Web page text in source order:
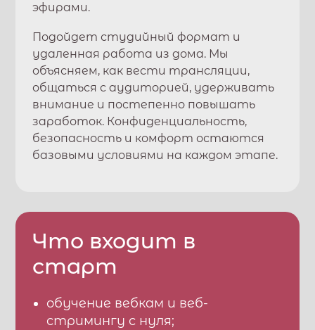
эфирами.
Подойдет студийный формат и
удаленная работа из дома. Мы
объясняем, как вести трансляции,
общаться с аудиторией, удерживать
внимание и постепенно повышать
заработок. Конфиденциальность,
безопасность и комфорт остаются
базовыми условиями на каждом этапе.
Что входит в
старт
обучение вебкам и веб-
стримингу с нуля;